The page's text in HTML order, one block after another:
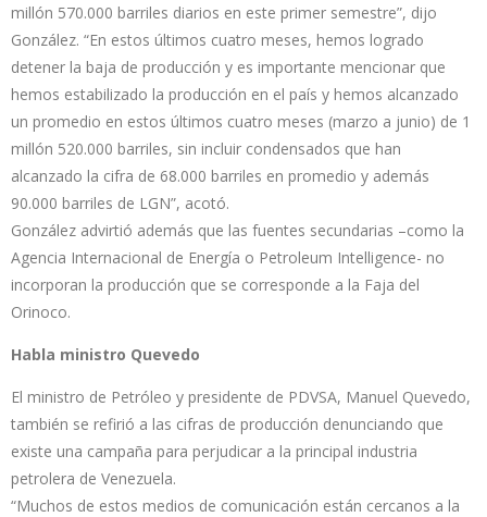
millón 570.000 barriles diarios en este primer semestre”, dijo
González. “En estos últimos cuatro meses, hemos logrado
detener la baja de producción y es importante mencionar que
hemos estabilizado la producción en el país y hemos alcanzado
un promedio en estos últimos cuatro meses (marzo a junio) de 1
millón 520.000 barriles, sin incluir condensados que han
alcanzado la cifra de 68.000 barriles en promedio y además
90.000 barriles de LGN”, acotó.
González advirtió además que las fuentes secundarias –como la
Agencia Internacional de Energía o Petroleum Intelligence- no
incorporan la producción que se corresponde a la Faja del
Orinoco.
Habla ministro Quevedo
El ministro de Petróleo y presidente de PDVSA, Manuel Quevedo,
también se refirió a las cifras de producción denunciando que
existe una campaña para perjudicar a la principal industria
petrolera de Venezuela.
“Muchos de estos medios de comunicación están cercanos a la